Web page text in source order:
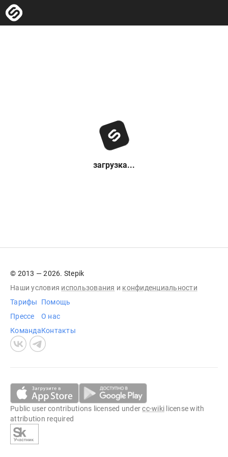
загрузка...
© 2013 — 2026. Stepik
Наши условия использования и конфиденциальности
Тарифы
Прессе
Команда
Помощь
О нас
Контакты
Public user contributions licensed undercc-wiki license with
attribution required